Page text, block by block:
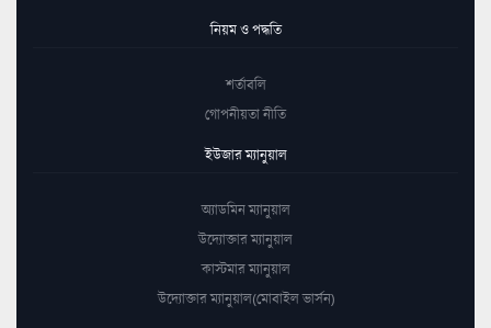
নিয়ম ও পদ্ধতি
শর্তাবলি
গোপনীয়তা নীতি
ইউজার ম্যানুয়াল
অ্যাডমিন ম্যানুয়াল
উদ্যোক্তার ম্যানুয়াল
কাস্টমার ম্যানুয়াল
উদ্যোক্তার ম্যানুয়াল(মোবাইল ভার্সন)